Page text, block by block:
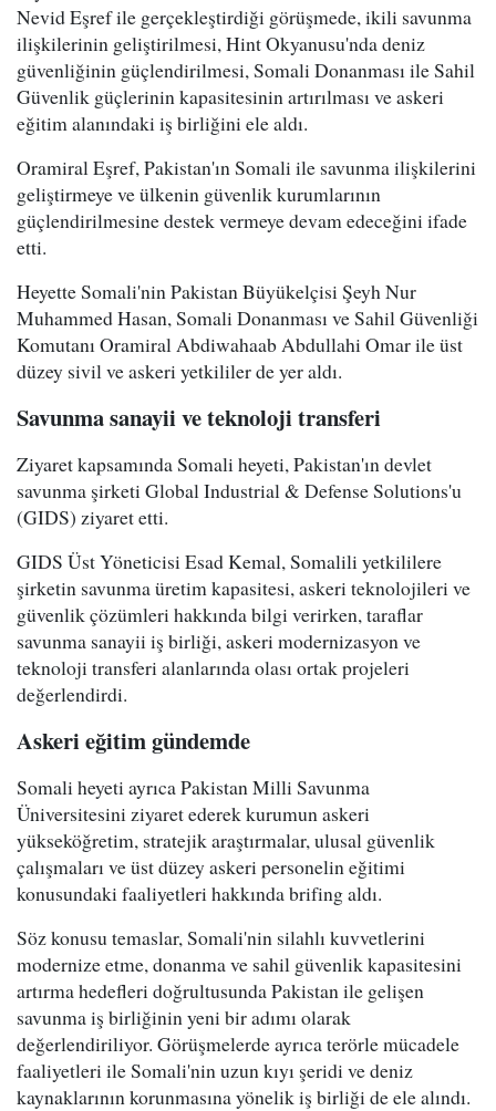
Nevid Eşref ile gerçekleştirdiği görüşmede, ikili savunma
ilişkilerinin geliştirilmesi, Hint Okyanusu'nda deniz
güvenliğinin güçlendirilmesi, Somali Donanması ile Sahil
Güvenlik güçlerinin kapasitesinin artırılması ve askeri
eğitim alanındaki iş birliğini ele aldı.
Oramiral Eşref, Pakistan'ın Somali ile savunma ilişkilerini
geliştirmeye ve ülkenin güvenlik kurumlarının
güçlendirilmesine destek vermeye devam edeceğini ifade
etti.
Heyette Somali'nin Pakistan Büyükelçisi Şeyh Nur
Muhammed Hasan, Somali Donanması ve Sahil Güvenliği
Komutanı Oramiral Abdiwahaab Abdullahi Omar ile üst
düzey sivil ve askeri yetkililer de yer aldı.
Savunma sanayii ve teknoloji transferi
Ziyaret kapsamında Somali heyeti, Pakistan'ın devlet
savunma şirketi Global Industrial & Defense Solutions'u
(GIDS) ziyaret etti.
GIDS Üst Yöneticisi Esad Kemal, Somalili yetkililere
şirketin savunma üretim kapasitesi, askeri teknolojileri ve
güvenlik çözümleri hakkında bilgi verirken, taraflar
savunma sanayii iş birliği, askeri modernizasyon ve
teknoloji transferi alanlarında olası ortak projeleri
değerlendirdi.
Askeri eğitim gündemde
Somali heyeti ayrıca Pakistan Milli Savunma
Üniversitesini ziyaret ederek kurumun askeri
yükseköğretim, stratejik araştırmalar, ulusal güvenlik
çalışmaları ve üst düzey askeri personelin eğitimi
konusundaki faaliyetleri hakkında brifing aldı.
Söz konusu temaslar, Somali'nin silahlı kuvvetlerini
modernize etme, donanma ve sahil güvenlik kapasitesini
artırma hedefleri doğrultusunda Pakistan ile gelişen
savunma iş birliğinin yeni bir adımı olarak
değerlendiriliyor. Görüşmelerde ayrıca terörle mücadele
faaliyetleri ile Somali'nin uzun kıyı şeridi ve deniz
kaynaklarının korunmasına yönelik iş birliği de ele alındı.